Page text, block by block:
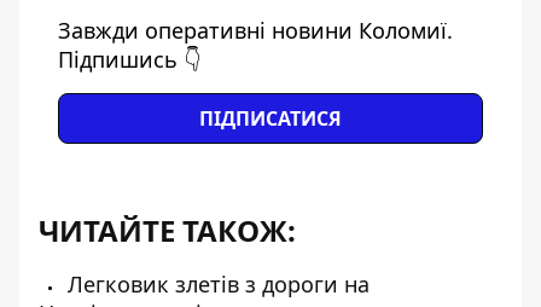
Завжди оперативні новини Коломиї.
Підпишись 👇
ПІДПИСАТИСЯ
ЧИТАЙТЕ ТАКОЖ:
Легковик злетів з дороги на